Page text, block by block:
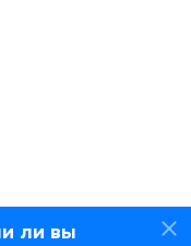
ли вы